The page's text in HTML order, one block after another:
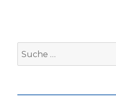
Suche
nach: